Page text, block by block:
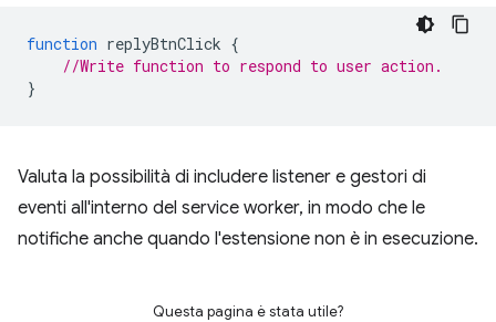
function replyBtnClick {
//Write function to respond to user action.
}
Valuta la possibilità di includere listener e gestori di
eventi all'interno del service worker, in modo che le
notifiche anche quando l'estensione non è in esecuzione.
Questa pagina è stata utile?